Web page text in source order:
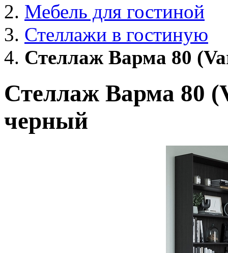
Мебель для гостиной
Стеллажи в гостиную
Стеллаж Варма 80
Стеллаж Варма 80
черный